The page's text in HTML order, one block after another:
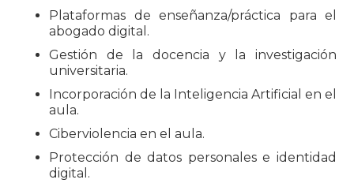
Plataformas de enseñanza/práctica para el
abogado digital.
Gestión de la docencia y la investigación
universitaria.
Incorporación de la Inteligencia Artificial en el
aula.
Ciberviolencia en el aula.
Protección de datos personales e identidad
digital.